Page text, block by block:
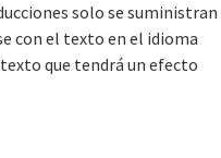
solo se suministran
con el texto en el idioma
que tendrá un efecto